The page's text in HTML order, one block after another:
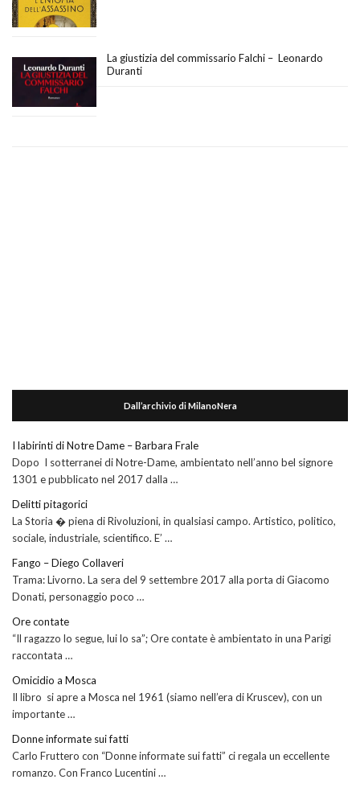
La giustizia del commissario Falchi – Leonardo
Duranti
Dall’archivio di MilanoNera
I labirinti di Notre Dame – Barbara Frale
Dopo I sotterranei di Notre-Dame, ambientato nell’anno bel signore
1301 e pubblicato nel 2017 dalla …
Delitti pitagorici
La Storia � piena di Rivoluzioni, in qualsiasi campo. Artistico, politico,
sociale, industriale, scientifico. E’ …
Fango – Diego Collaveri
Trama: Livorno. La sera del 9 settembre 2017 alla porta di Giacomo
Donati, personaggio poco …
Ore contate
“Il ragazzo lo segue, lui lo sa”; Ore contate è ambientato in una Parigi
raccontata …
Omicidio a Mosca
Il libro si apre a Mosca nel 1961 (siamo nell’era di Kruscev), con un
importante …
Donne informate sui fatti
Carlo Fruttero con “Donne informate sui fatti” ci regala un eccellente
romanzo. Con Franco Lucentini …